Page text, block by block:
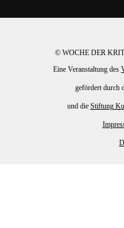
© WOCHE DER
Eine Veranstaltung des
gefördert durch
und die Stiftung